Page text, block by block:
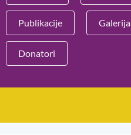
Publikacije Galerija
Donatori